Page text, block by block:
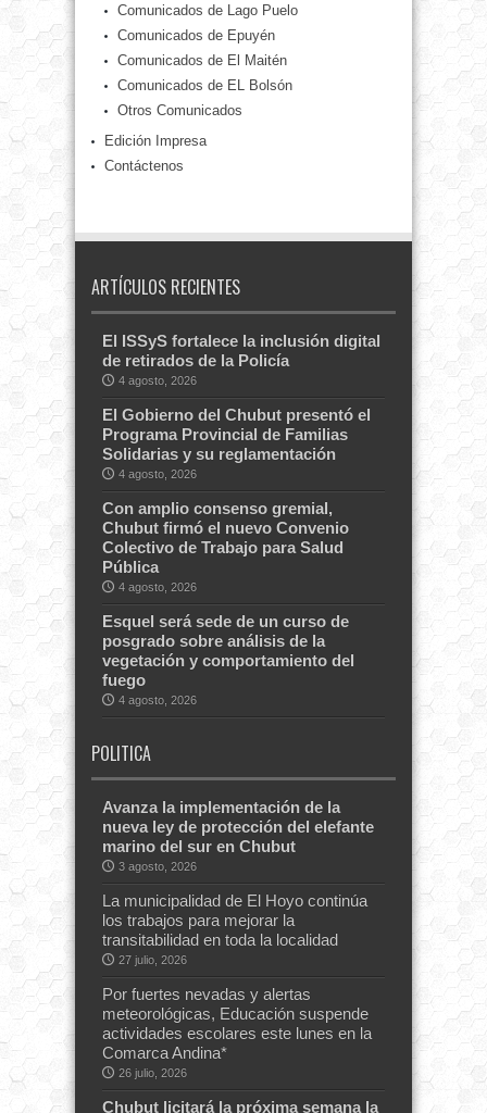
Comunicados de Lago Puelo
Comunicados de Epuyén
Comunicados de El Maitén
Comunicados de EL Bolsón
Otros Comunicados
Edición Impresa
Contáctenos
ARTÍCULOS RECIENTES
El ISSyS fortalece la inclusión digital
de retirados de la Policía
4 agosto, 2026
El Gobierno del Chubut presentó el
Programa Provincial de Familias
Solidarias y su reglamentación
4 agosto, 2026
Con amplio consenso gremial,
Chubut firmó el nuevo Convenio
Colectivo de Trabajo para Salud
Pública
4 agosto, 2026
Esquel será sede de un curso de
posgrado sobre análisis de la
vegetación y comportamiento del
fuego
4 agosto, 2026
POLITICA
Avanza la implementación de la
nueva ley de protección del elefante
marino del sur en Chubut
3 agosto, 2026
La municipalidad de El Hoyo continúa
los trabajos para mejorar la
transitabilidad en toda la localidad
27 julio, 2026
Por fuertes nevadas y alertas
meteorológicas, Educación suspende
actividades escolares este lunes en la
Comarca Andina*
26 julio, 2026
Chubut licitará la próxima semana la